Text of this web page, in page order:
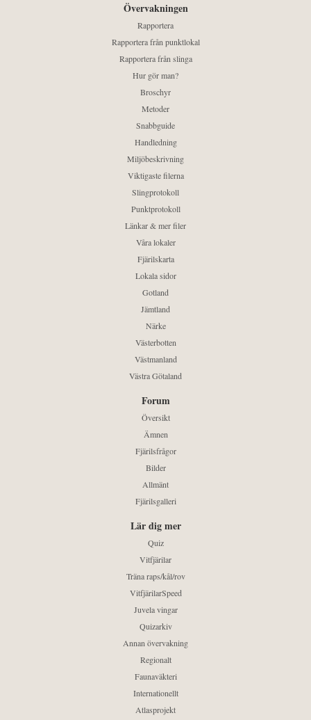
Övervakningen
Rapportera
Rapportera från punktlokal
Rapportera från slinga
Hur gör man?
Broschyr
Metoder
Snabbguide
Handledning
Miljöbeskrivning
Viktigaste filerna
Slingprotokoll
Punktprotokoll
Länkar & mer filer
Våra lokaler
Fjärilskarta
Lokala sidor
Gotland
Jämtland
Närke
Västerbotten
Västmanland
Västra Götaland
Forum
Översikt
Ämnen
Fjärilsfrågor
Bilder
Allmänt
Fjärilsgalleri
Lär dig mer
Quiz
Vitfjärilar
Träna raps/kål/rov
VitfjärilarSpeed
Juvela vingar
Quizarkiv
Annan övervakning
Regionalt
Faunaväkteri
Internationellt
Atlasprojekt